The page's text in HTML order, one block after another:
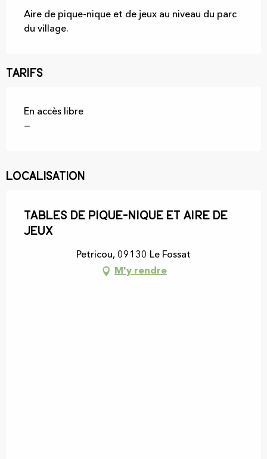
Aire de pique-nique et de jeux au niveau du parc
du village.
Tarifs
En accès libre
—
Localisation
Tables de pique-nique et aire de
jeux
Petricou, 09130 Le Fossat
M'y rendre